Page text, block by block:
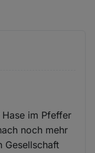
im Pfeffer
noch mehr
Gesellschaft